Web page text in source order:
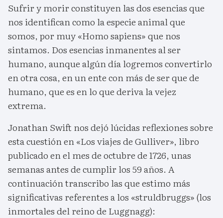
Sufrir y morir constituyen las dos esencias que
nos identifican como la especie animal que
somos, por muy «Homo sapiens» que nos
sintamos. Dos esencias inmanentes al ser
humano, aunque algún día logremos convertirlo
en otra cosa, en un ente con más de ser que de
humano, que es en lo que deriva la vejez
extrema.
Jonathan Swift nos dejó lúcidas reflexiones sobre
esta cuestión en «Los viajes de Gulliver», libro
publicado en el mes de octubre de 1726, unas
semanas antes de cumplir los 59 años. A
continuación transcribo las que estimo más
significativas referentes a los «struldbruggs» (los
inmortales del reino de Luggnagg):